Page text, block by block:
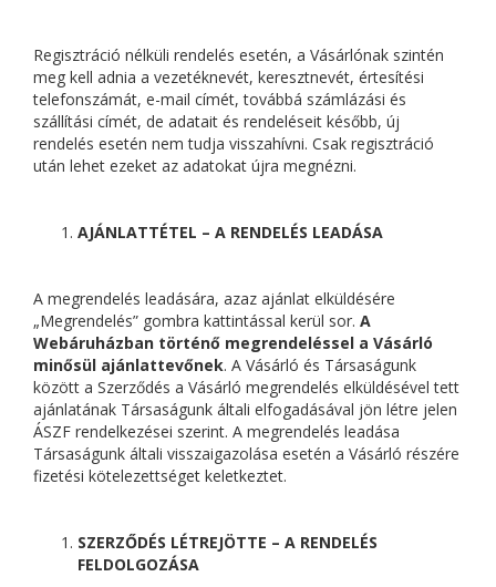
Regisztráció nélküli rendelés esetén, a Vásárlónak szintén
meg kell adnia a vezetéknevét, keresztnevét, értesítési
telefonszámát, e-mail címét, továbbá számlázási és
szállítási címét, de adatait és rendeléseit később, új
rendelés esetén nem tudja visszahívni. Csak regisztráció
után lehet ezeket az adatokat újra megnézni.
AJÁNLATTÉTEL – A RENDELÉS LEADÁSA
A megrendelés leadására, azaz ajánlat elküldésére
„Megrendelés” gombra kattintással kerül sor. A
Webáruházban történő megrendeléssel a Vásárló
minősül ajánlattevőnek. A Vásárló és Társaságunk
között a Szerződés a Vásárló megrendelés elküldésével tett
ajánlatának Társaságunk általi elfogadásával jön létre jelen
ÁSZF rendelkezései szerint. A megrendelés leadása
Társaságunk általi visszaigazolása esetén a Vásárló részére
fizetési kötelezettséget keletkeztet.
SZERZŐDÉS LÉTREJÖTTE – A RENDELÉS
FELDOLGOZÁSA